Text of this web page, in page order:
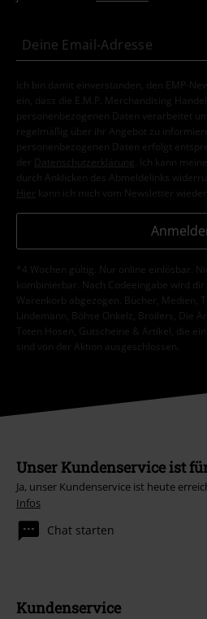
Ich bin damit einverstanden, den EMP-
ein, dass die E.M.P. Merchandising
personenbezogenen Daten verarbeitet
regelmäßig über ihr Angebot zu
personenbezogenen Daten erfolgt
der
Datenschutzerklärung
. Ich kann
durch Anklicken des Abmeldelinks
Hier kann ich mich vom Newsletter wieder
*4 Wochen gültig. Nur online einlösbar.
kombinierbar. Nach Codeeingabe wird
Warenkorb abgezogen. Bücher, Medien,
Lindemann, Böhse Onkelz, Broilers, Die
Toten Hosen, Gutscheine & Artikel, die
sind von der Aktion ausgeschlossen.
Unser Kundenservice ist
Ja, unser Kundenservice ist heute
Infos
Chat starten
Kundenservice